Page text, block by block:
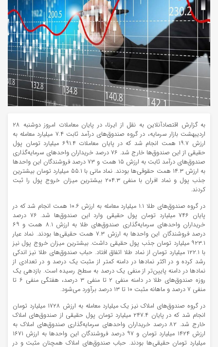
به گزارش اقتصادآنلاین به نقل از ایرنا، در پایان معاملات امروز دوشنبه ۲۸
اردیبهشت بازار سرمایه، در گروه صندوق‌های درآمد ثابت ۷.۴ میلیارد معامله به
ارزش ۱۹.۷ همت انجام شد که در پایان معاملات ۶۹۱.۴ میلیارد تومان پول
حقیقی از این صندوق‌ها خارج شد. ۷۶ درصد خریداران واحد‌های سرمایه‌گذاری
صندوق‌های درآمد ثابت به ارزش ۱۵ همت و ۷۳ درصد فروشندگان این واحد‌ها
به ارزش ۱۴.۳ همت حقوقی‌ها بودند. نماد مانی با ۵۵.۱ میلیارد تومان بیشترین
جذب پول و نماد افران با منفی ۲۰۴.۳ بیشترین میزان خروج پول را ثبت
کردند.
در گروه صندوق‌های طلا ۱.۱ میلیارد معامله به ارزش ۱۰.۶ همت انجام شد که در
پایان ۷۴۶ میلیارد تومان پول حقیقی وارد این صندوق‌ها شد. ۷۶ درصد
خریداران واحد‌های سرمایه‌گذاری صندوق‌های طلا به ارزش ۸.۱ همت و ۶۹
درصد فروشندگان این واحد‌ها به ارزش ۷.۳ همت حقیقی‌ها بودند. نماد عیار
۹۲۳.۱ میلیارد تومان جذب پول حقیقی داشت. بیشترین میزان خروج پول نیز
با ۱۲۲.۱ میلیارد تومان از نماد طلا اتفاق افتاد. حباب صندوق‌های طلا نیز اندکی
رشد کرده و در اکثر نماد‌ها در دامنه کمتر از مثبت یک درصد و در تعدادی از
نماد‌ها در دامنه پایین‌تر از منفی یک درصد به سطح رسیده است. بازدهی یک
روزه صندوق‌های طلا در دامنه منفی ۲ تا منفی ۳ درصد، هفتگی منفی ۶ تا
منفی ۷ درصد و ماهانه مثبت ۱۰ تا ۱۳ درصد برآورد می‌شود.
در گروه صندوق‌های املاک نیز یک میلیارد معامله به ارزش ۱۷۲۸ میلیارد تومان
انجام شد که در پایان ۲۴۷.۴ میلیارد تومان پول حقیقی از صندوق‌های املاک
خارج شد. ۸۲ درصد خریداران واحد‌های سرمایه‌گذاری صندوق‌های املاک به
ارزش ۱۴۲۴ میلیارد تومان و ۹۷ درصد فروشندگان این واحد‌ها به ارزش ۱۶۷۱
میلیارد تومان حقیقی‌ها بودند. حباب صندوق‌های املاک همچنان مثبت و در